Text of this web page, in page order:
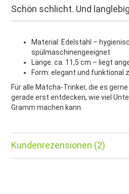
Schön schlicht. Und
Material: Edelstahl –
spülmaschinengeeignet
Länge: ca. 11,5 cm – liegt
Form: elegant und funktional
Für alle Matcha-Trinker, die es
gerade erst entdecken, wie viel
Gramm machen kann.
Kundenrezensionen (2)